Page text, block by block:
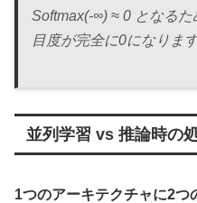
Softmax(-∞) ≈ 0 となる
目度が完全に0になります
並列学習 vs 推論時の
1つのアーキテクチャに2つ